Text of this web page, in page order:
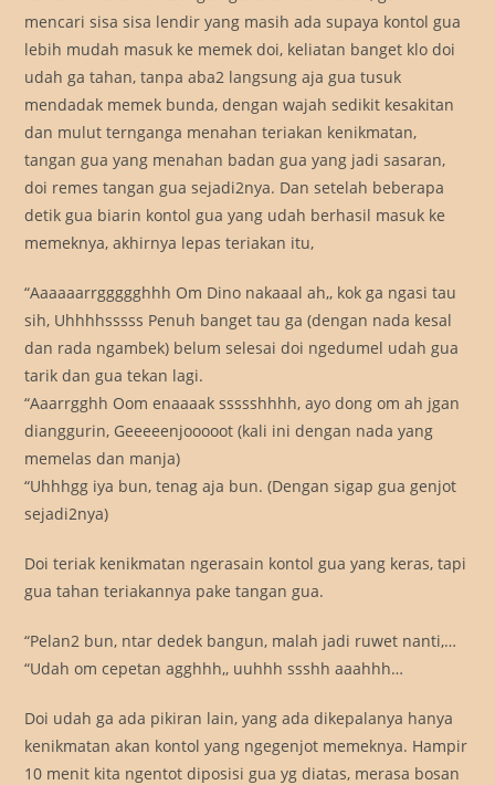
mencari sisa sisa lendir yang masih ada supaya kontol gua
lebih mudah masuk ke memek doi, keliatan banget klo doi
udah ga tahan, tanpa aba2 langsung aja gua tusuk
mendadak memek bunda, dengan wajah sedikit kesakitan
dan mulut ternganga menahan teriakan kenikmatan,
tangan gua yang menahan badan gua yang jadi sasaran,
doi remes tangan gua sejadi2nya. Dan setelah beberapa
detik gua biarin kontol gua yang udah berhasil masuk ke
memeknya, akhirnya lepas teriakan itu,
“Aaaaaarrggggghhh Om Dino nakaaal ah,, kok ga ngasi tau
sih, Uhhhhsssss Penuh banget tau ga (dengan nada kesal
dan rada ngambek) belum selesai doi ngedumel udah gua
tarik dan gua tekan lagi.
“Aaarrgghh Oom enaaaak ssssshhhh, ayo dong om ah jgan
dianggurin, Geeeeenjooooot (kali ini dengan nada yang
memelas dan manja)
“Uhhhgg iya bun, tenag aja bun. (Dengan sigap gua genjot
sejadi2nya)
Doi teriak kenikmatan ngerasain kontol gua yang keras, tapi
gua tahan teriakannya pake tangan gua.
“Pelan2 bun, ntar dedek bangun, malah jadi ruwet nanti,…
“Udah om cepetan agghhh,, uuhhh ssshh aaahhh…
Doi udah ga ada pikiran lain, yang ada dikepalanya hanya
kenikmatan akan kontol yang ngegenjot memeknya. Hampir
10 menit kita ngentot diposisi gua yg diatas, merasa bosan